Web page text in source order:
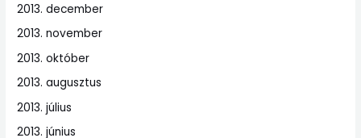
2013. december
2013. november
2013. október
2013. augusztus
2013. július
2013. június